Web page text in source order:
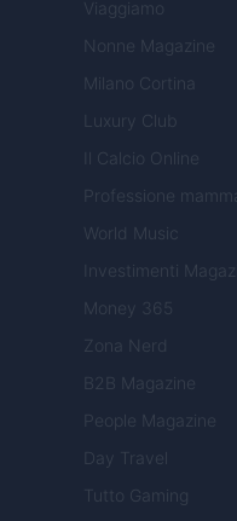
Viaggiamo
Nonne Magazine
Milano Cortina
Luxury Club
Il Calcio Online
Professione mamma
World Music
Investimenti
Money 365
Zona Nerd
B2B Magazine
People Magazine
Day Travel
Tutto Gaming